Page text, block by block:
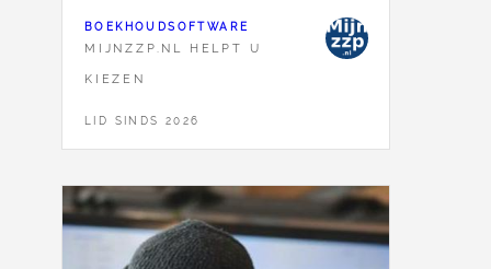
BOEKHOUDSOFTWARE
MIJNZZP.NL HELPT U
KIEZEN
LID SINDS 2026